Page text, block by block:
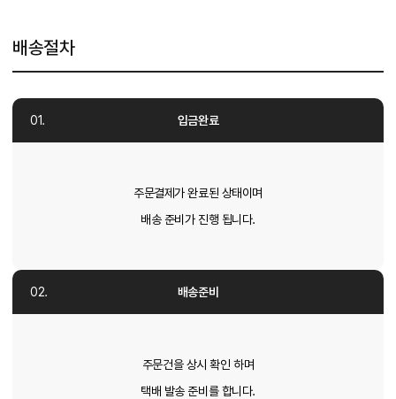
배송절차
입금완료
주문결제가 완료된 상태이며
배송 준비가 진행 됩니다.
배송준비
주문건을 상시 확인 하며
택배 발송 준비를 합니다.